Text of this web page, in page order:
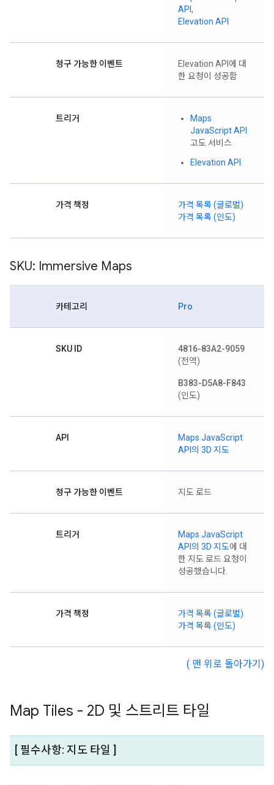
API ,
Elevation API
청구 가능한 이벤트
Elevation API에 대
한 요청이 성공함
트리거
Maps
JavaScript API
고도 서비스
Elevation API
가격 책정
가격 목록 (글로벌)
가격 목록 (인도)
SKU: Immersive Maps
카테고리 Pro
SKU ID
4816-83A2-9059
(전역)
B383-D5A8-F843
(인도)
API
Maps JavaScript
API의 3D 지도
청구 가능한 이벤트 지도 로드
트리거
Maps JavaScript
API의 3D 지도에 대
한 지도 로드 요청이
성공했습니다.
가격 책정
가격 목록 (글로벌)
가격 목록 (인도)
( 맨 위로 돌아가기)
Map Tiles - 2D 및 스트리트 타일
[ 필수사항: 지도 타일 ]